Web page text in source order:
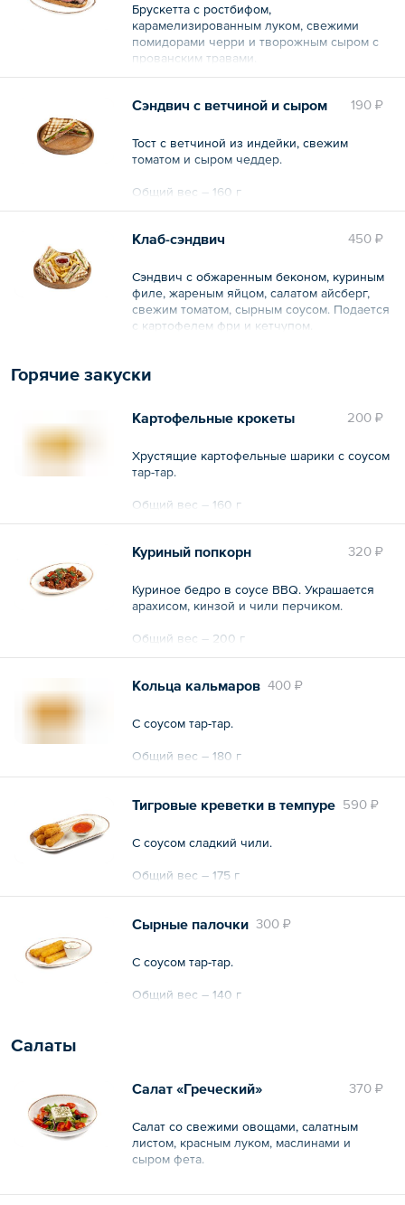
Брускетта с ростбифом,
карамелизированным луком, свежими
помидорами черри и творожным сыром с
прованским травами.
190 ₽
Сэндвич с ветчиной и сыром
Тост с ветчиной из индейки, свежим
томатом и сыром чеддер.
Общий вес – 160 г
450 ₽
Клаб-сэндвич
Сэндвич с обжаренным беконом, куриным
филе, жареным яйцом, салатом айсберг,
свежим томатом, сырным соусом. Подается
с картофелем фри и кетчупом.
Горячие закуски
200 ₽
Картофельные крокеты
Хрустящие картофельные шарики с соусом
тар-тар.
Общий вес – 160 г
320 ₽
Куриный попкорн
Куриное бедро в соусе BBQ. Украшается
арахисом, кинзой и чили перчиком.
Общий вес – 200 г
400 ₽
Кольца кальмаров
C соусом тар-тар.
Общий вес – 180 г
590 ₽
Тигровые креветки в темпуре
С соусом сладкий чили.
Общий вес – 175 г
300 ₽
Сырные палочки
С соусом тар-тар.
Общий вес – 140 г
Салаты
370 ₽
Салат «Греческий»
Салат со свежими овощами, салатным
листом, красным луком, маслинами и
сыром фета.
Общий вес – 210 г